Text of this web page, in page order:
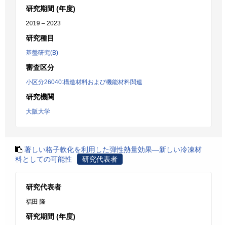
研究期間 (年度)
2019 – 2023
研究種目
基盤研究(B)
審査区分
小区分26040:構造材料および機能材料関連
研究機関
大阪大学
著しい格子軟化を利用した弾性熱量効果―新しい冷凍材
料としての可能性
研究代表者
研究代表者
福田 隆
研究期間 (年度)